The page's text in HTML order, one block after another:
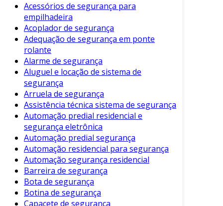
Avaliação da Estrutura: Verificar a
condição atual da edificação.
Identificação de Riscos: Detectar
possíveis falhas e riscos estruturais.
Conformidade Normativa: Assegurar
que a estrutura cumpre as normas de
segurança vigentes.
Além disso, a realização desse tipo de laudo é
frequentemente exigida por órgãos de
fiscalização e pode ser um requisito legal para a
emissão de certidões de habite-se.
Características do Laudo Técnico
Um laudo técnico de segurança e estabilidade
deve ser claro e conciso. Geralmente, suas
Acessórios de segurança para
empilhadeira
Acoplador de segurança
Adequação de segurança em ponte
rolante
Alarme de segurança
Aluguel e locação de sistema de
segurança
Arruela de segurança
Assistência técnica sistema de segurança
Automação predial residencial e
segurança eletrônica
Automação predial segurança
Automação residencial para segurança
Automação segurança residencial
Barreira de segurança
Bota de segurança
Botina de segurança
Capacete de segurança